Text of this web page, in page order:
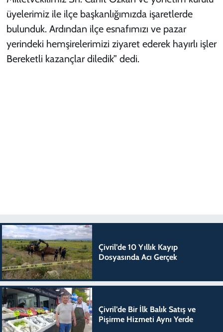
üyelerimiz ile ilçe başkanlığımızda işaretlerde
bulunduk. Ardından ilçe esnafımızı ve pazar
yerindeki hemşirelerimizi ziyaret ederek hayırlı işler
Bereketli kazançlar diledik” dedi.
Çivril’de 10 Yıllık Kayıp
Dosyasında Acı Gerçek
Çivril’de Bir İlk Balık Satış ve
Pişirme Hizmeti Aynı Yerde